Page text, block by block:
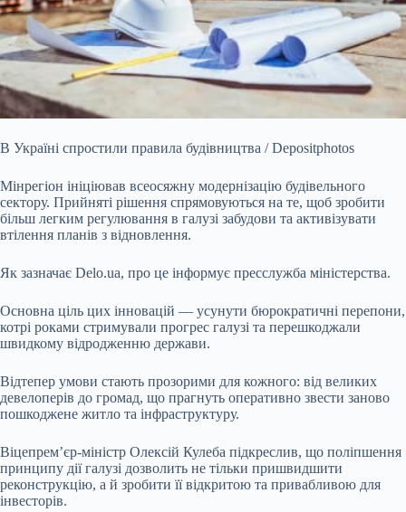
В Україні спростили правила будівництва / Depositphotos
Мінрегіон ініціював всеосяжну модернізацію будівельного
сектору. Прийняті рішення спрямовуються на те, щоб зробити
більш легким регулювання в галузі забудови та активізувати
втілення планів з відновлення.
Як зазначає Delo.ua, про це інформує пресслужба міністерства.
Основна ціль цих інновацій — усунути бюрократичні перепони,
котрі роками стримували прогрес галузі та перешкоджали
швидкому відродженню держави.
Відтепер умови стають прозорими для кожного: від великих
девелоперів до громад, що прагнуть оперативно звести заново
пошкоджене житло та інфраструктуру.
Віцепрем’єр-міністр Олексій Кулеба підкреслив, що поліпшення
принципу дії галузі дозволить не тільки пришвидшити
реконструкцію, а й зробити її відкритою та привабливою для
інвесторів.